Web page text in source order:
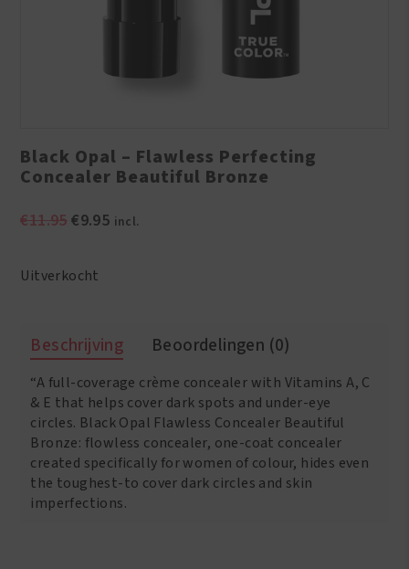
Black Opal – Flawless Perfecting
Concealer Beautiful Bronze
€11.95Oorspronkelijke
€11.95.
€9.95Huidige
incl.
Uitverkocht
Beschrijving Beoordelingen (0)
“A full-coverage crème concealer with Vitamins A, C
& E that helps cover dark spots and under-eye
circles. Black Opal Flawless Concealer Beautiful
Bronze: flowless concealer, one-coat concealer
created specifically for women of colour, hides even
the toughest-to cover dark circles and skin
imperfections.